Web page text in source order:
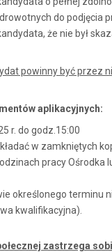
do podjęcia
że nie był
powinny być przez
aplikacyjnych:
r. do godz.15:00
w zamkniętych
pracy
określonego
kwalifikacyjna).
zastrzega